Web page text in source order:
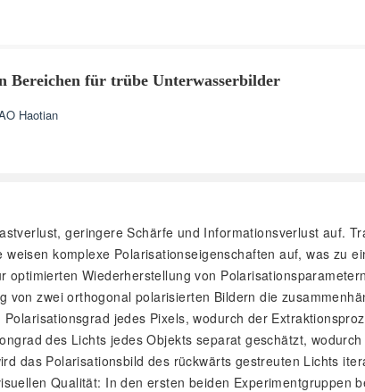
Bereichen für trübe Unterwasserbilder
Haotian
geringere Schärfe und Informationsverlust auf.
komplexe Polarisationseigenschaften auf, was zu
Wiederherstellung von
zwei orthogonal polarisierten Bildern die
jedes Pixels, wodurch der
des Lichts jedes Objekts separat geschätzt,
das Polarisationsbild des rückwärts gestreuten Lichts
Qualität: In den ersten beiden Experimentgruppen